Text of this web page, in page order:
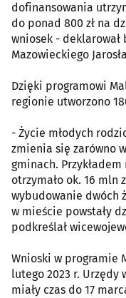
dofinansowania
do ponad 800 zł na
wniosek - deklarował
Mazowieckiego
Dzięki programowi
regionie utworzono
- Życie młodych
zmienia się zarówno
gminach.
otrzymało ok. 16 mln
wybudowanie dwóch
w mieście powstały
podkreślał
Wnioski w programie
lutego 2023 r. Urzędy
miały czas do 17